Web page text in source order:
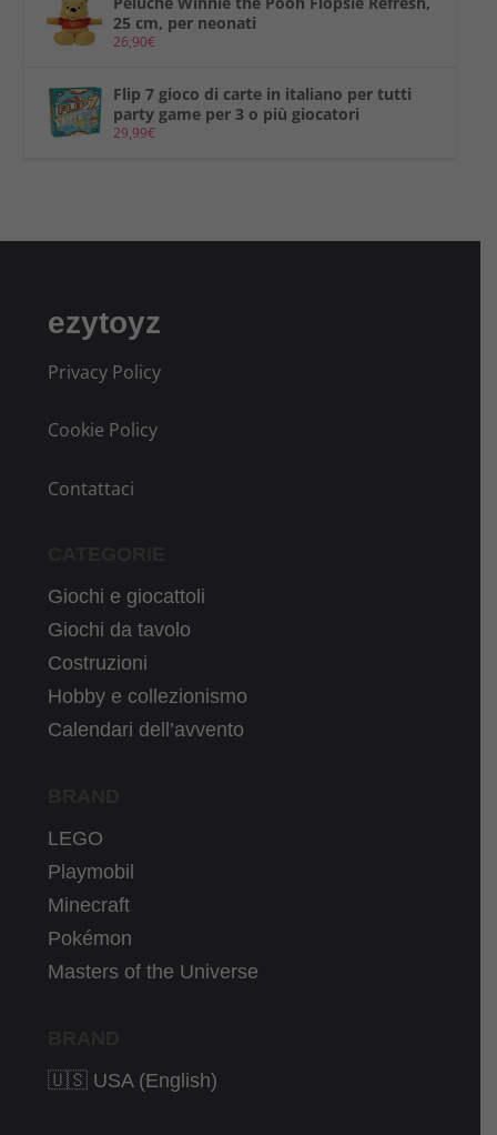
25 cm, per neonati
26,90€
Flip 7 gioco di carte in italiano per tutti
party game per 3 o più giocatori
29,99€
ezytoyz
Privacy Policy
Cookie Policy
Contattaci
Giochi e giocattoli
Giochi da tavolo
Costruzioni
Hobby e collezionismo
Calendari dell’avvento
LEGO
Playmobil
Minecraft
Pokémon
Masters of the Universe
🇺🇸 USA (English)